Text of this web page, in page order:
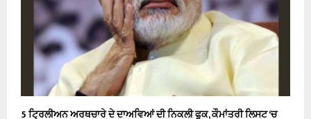
5 ਟ੍ਰਿਲੀਅਨ ਅਰਥਚਾਰੇ ਦੇ ਦਾਅਵਿਆਂ ਦੀ ਨਿਕਲੀ ਫੂਕ, ਕੌਮਾਂਤਰੀ ਲਿਸਟ ‘ਚ